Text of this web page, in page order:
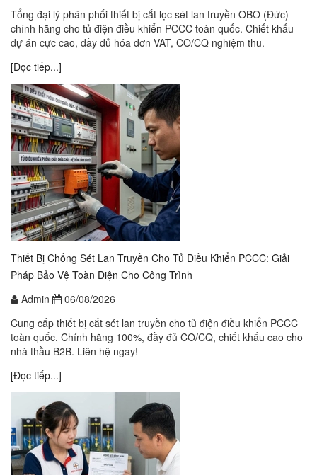
Tổng đại lý phân phối thiết bị cắt lọc sét lan truyền OBO (Đức)
chính hãng cho tủ điện điều khiển PCCC toàn quốc. Chiết khấu
dự án cực cao, đầy đủ hóa đơn VAT, CO/CQ nghiệm thu.
[Đọc tiếp...]
Thiết Bị Chống Sét Lan Truyền Cho Tủ Điều Khiển PCCC: Giải
Pháp Bảo Vệ Toàn Diện Cho Công Trình
Admin
06/08/2026
Cung cấp thiết bị cắt sét lan truyền cho tủ điện điều khiển PCCC
toàn quốc. Chính hãng 100%, đầy đủ CO/CQ, chiết khấu cao cho
nhà thầu B2B. Liên hệ ngay!
[Đọc tiếp...]